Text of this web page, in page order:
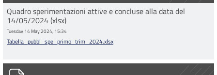
Quadro sperimentazioni attive e concluse alla data del
14/05/2024 (xlsx)
Tuesday 14 May 2024, 15:34
Tabella_pubbl_spe_primo_trim_2024.xlsx
Tabella_pubbl_spe_ultimo_trim_2023.pdf